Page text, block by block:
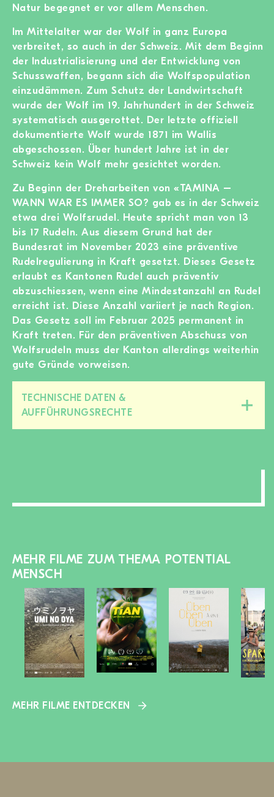
Natur begegnet er vor allem Menschen.
Im Mittelalter war der Wolf in ganz Europa
verbreitet, so auch in der Schweiz. Mit dem Beginn
der Industrialisierung und der Entwicklung von
Schusswaffen, begann sich die Wolfspopulation
einzudämmen. Zum Schutz der Landwirtschaft
wurde der Wolf im 19. Jahrhundert in der Schweiz
systematisch ausgerottet. Der letzte offiziell
dokumentierte Wolf wurde 1871 im Wallis
abgeschossen. Über hundert Jahre ist in der
Schweiz kein Wolf mehr gesichtet worden.
Zu Beginn der Dreharbeiten von «TAMINA –
WANN WAR ES IMMER SO? gab es in der Schweiz
etwa drei Wolfsrudel. Heute spricht man von 13
bis 17 Rudeln. Aus diesem Grund hat der
Bundesrat im November 2023 eine präventive
Rudelregulierung in Kraft gesetzt. Dieses Gesetz
erlaubt es Kantonen Rudel auch präventiv
abzuschiessen, wenn eine Mindestanzahl an Rudel
erreicht ist. Diese Anzahl variiert je nach Region.
Das Gesetz soll im Februar 2025 permanent in
Kraft treten. Für den präventiven Abschuss von
Wolfsrudeln muss der Kanton allerdings weiterhin
gute Gründe vorweisen.
TECHNISCHE DATEN &
AUFFÜHRUNGSRECHTE
MEHR FILME ZUM THEMA POTENTIAL
MENSCH
MEHR FILME ENTDECKEN